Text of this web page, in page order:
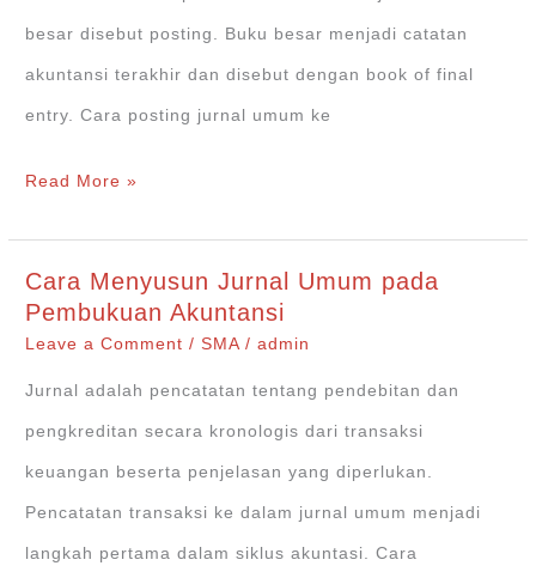
besar disebut posting. Buku besar menjadi catatan
akuntansi terakhir dan disebut dengan book of final
entry. Cara posting jurnal umum ke
Cara
Umum
ke
Buku
Besar
(Ledger)
Read More »
Cara Menyusun Jurnal Umum pada
Pembukuan Akuntansi
Leave a Comment /SMA /admin
Jurnal adalah pencatatan tentang pendebitan dan
pengkreditan secara kronologis dari transaksi
keuangan beserta penjelasan yang diperlukan.
Pencatatan transaksi ke dalam jurnal umum menjadi
langkah pertama dalam siklus akuntasi. Cara